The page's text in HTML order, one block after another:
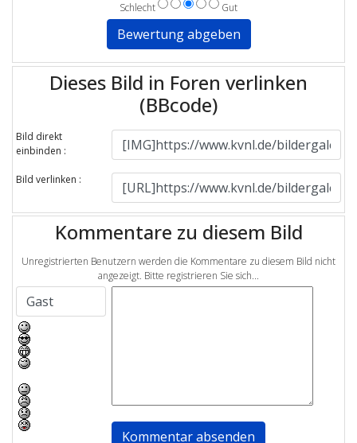
Schlecht Gut
Dieses Bild in Foren verlinken
(BBcode)
Bild direkt
einbinden :
Bild verlinken :
Kommentare zu diesem Bild
Unregistrierten Benutzern werden die Kommentare zu diesem Bild nicht
angezeigt. Bitte registrieren Sie sich...